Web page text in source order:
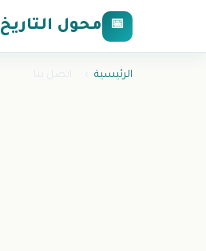
📅 محول التاريخ
الرئيسية اتصل بنا